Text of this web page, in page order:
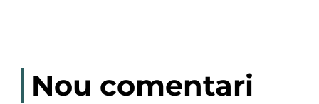
Nou comentari